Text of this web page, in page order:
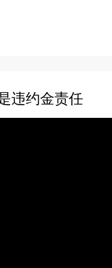
违约金责任